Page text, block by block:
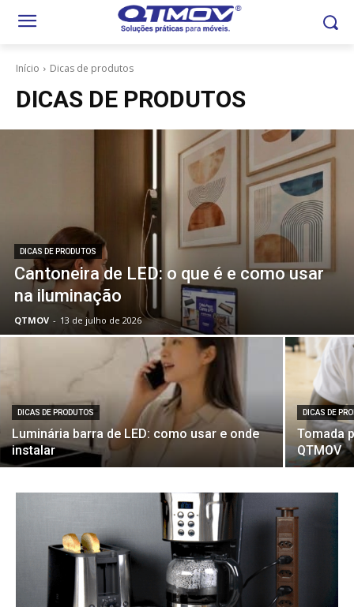
Início Dicas de produtos
DICAS DE PRODUTOS
DICAS DE PRODUTOS
Cantoneira de LED: o que é e como usar
na iluminação
QTMOV - 13 de julho de 2026
DICAS DE PRODUTOS
Luminária barra de LED: como usar e onde
instalar
DICAS DE
Tomada
QTMOV